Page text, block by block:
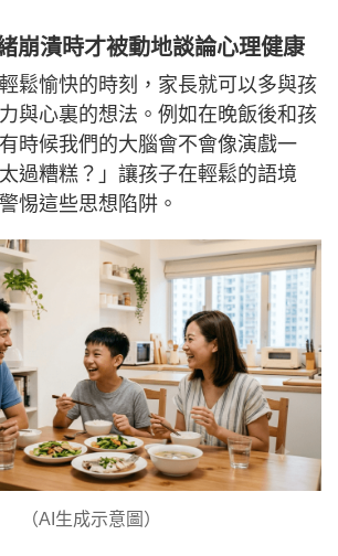
崩潰時才被動地談論心理健康
鬆愉快的時刻，家長就可以多與孩
與心裏的想法。例如在晚飯後和孩
時候我們的大腦會不會像演戲一
過糟糕？」讓孩子在輕鬆的語境
惕這些思想陷阱。
（AI生成示意圖）